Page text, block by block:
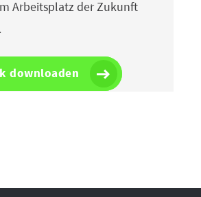
Arbeitsplatz der Zukunft
downloaden